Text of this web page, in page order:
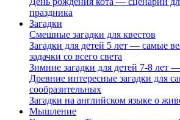
праздника
Загадки
Смешные загадки для квестов
Загадки для детей 5 лет — самые
задачки со всего света
Зимние загадки для детей 7-8 лет
Древние интересные загадки для
сообразительных
Загадки на английском языке о
Мышление